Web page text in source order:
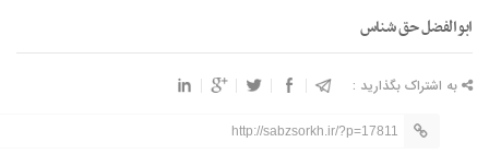
ابوالفضل حق شناس
به اشتراک بگذارید :
http://sabzsorkh.ir/?p=17811